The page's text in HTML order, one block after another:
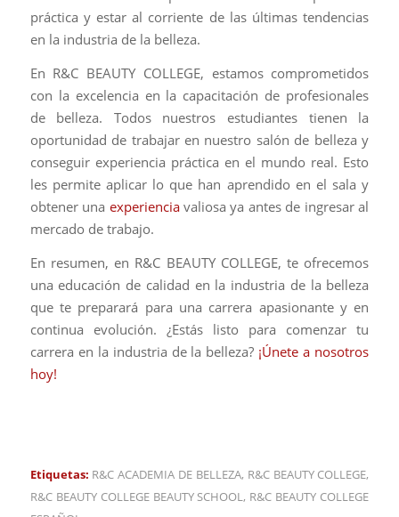
práctica y estar al corriente de las últimas tendencias
en la industria de la belleza.
En R&C BEAUTY COLLEGE, estamos comprometidos
con la excelencia en la capacitación de profesionales
de belleza. Todos nuestros estudiantes tienen la
oportunidad de trabajar en nuestro salón de belleza y
conseguir experiencia práctica en el mundo real. Esto
les permite aplicar lo que han aprendido en el sala y
obtener una experienciavaliosa ya antes de ingresar al
mercado de trabajo.
En resumen, en R&C BEAUTY COLLEGE, te ofrecemos
una educación de calidad en la industria de la belleza
que te preparará para una carrera apasionante y en
continua evolución. ¿Estás listo para comenzar tu
carrera en la industria de la belleza? ¡Únete a nosotros
hoy!
Etiquetas: R&C ACADEMIA DE BELLEZA, R&C BEAUTY COLLEGE,
R&C BEAUTY COLLEGE BEAUTY SCHOOL, R&C BEAUTY COLLEGE